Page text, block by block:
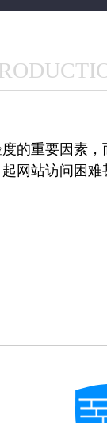
的重要因素
网站访问困